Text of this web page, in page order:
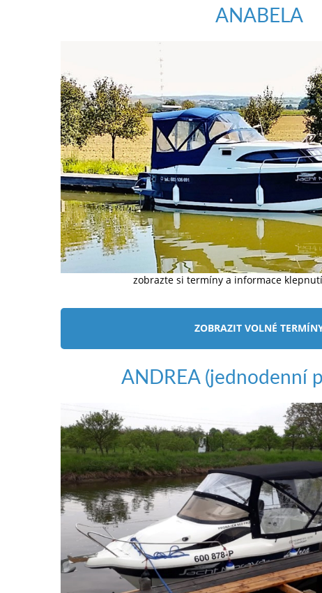
ANABELA
zobrazte si termíny a informace
ZOBRAZIT VOLNÉ
ANDREA (jednodenní